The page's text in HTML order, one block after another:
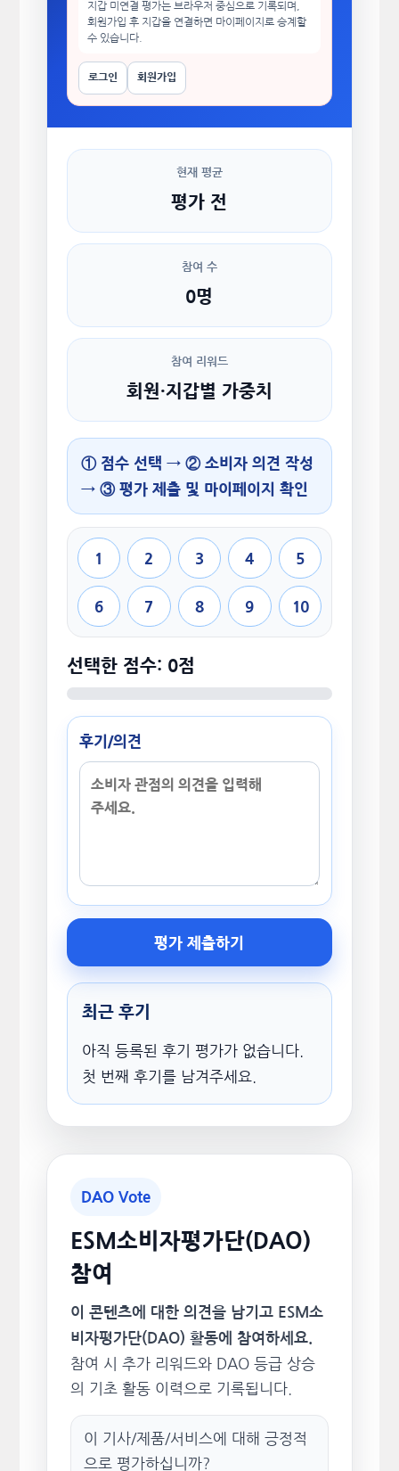
지갑 미연결 평가는 브라우저 중심으로 기록되며,
회원가입 후 지갑을 연결하면 마이페이지로 승계할
수 있습니다.
로그인 회원가입
현재 평균
평가 전
참여 수
0명
참여 리워드
회원·지갑별 가중치
① 점수 선택 → ② 소비자 의견 작성
→ ③ 평가 제출 및 마이페이지 확인
1 2 3 4 5
6 7 8 9 10
선택한 점수: 0점
후기/의견
평가 제출하기
최근 후기
아직 등록된 후기 평가가 없습니다.
첫 번째 후기를 남겨주세요.
DAO Vote
ESM소비자평가단(DAO)
참여
이 콘텐츠에 대한 의견을 남기고 ESM소
비자평가단(DAO) 활동에 참여하세요.
참여 시 추가 리워드와 DAO 등급 상승
의 기초 활동 이력으로 기록됩니다.
이 기사/제품/서비스에 대해 긍정적
으로 평가하십니까?